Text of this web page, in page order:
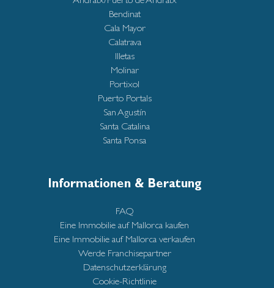
Bendinat
Cala Mayor
Calatrava
Illetas
Molinar
Portixol
Puerto Portals
San Agustín
Santa Catalina
Santa Ponsa
Informationen & Beratung
FAQ
Eine Immobilie auf Mallorca kaufen
Eine Immobilie auf Mallorca verkaufen
Werde Franchisepartner
Datenschutzerklärung
Cookie-Richtlinie